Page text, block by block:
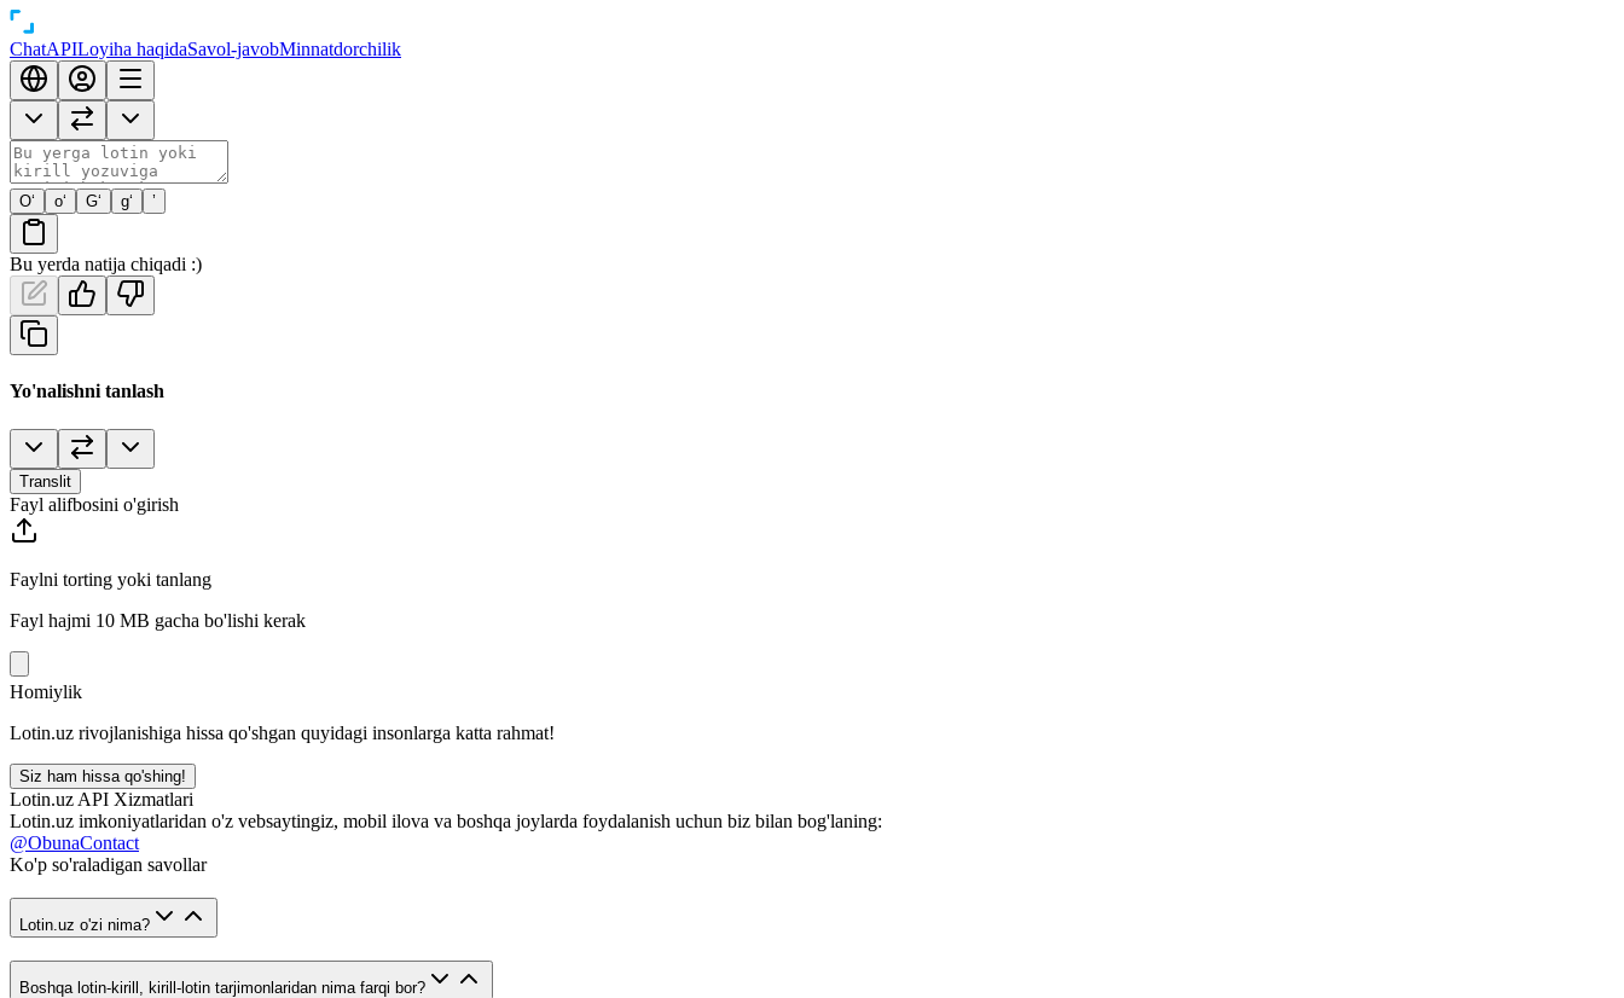
ChatAPILoyiha haqidaSavol-javobMinnatdorchilik
O‘ o‘ G‘ g‘ ’
Bu yerda natija chiqadi :)
Yo'nalishni tanlash
Translit
Fayl alifbosini o'girish
Faylni torting yoki tanlang
Fayl hajmi 10 MB gacha bo'lishi kerak
Homiylik
Lotin.uz rivojlanishiga hissa qo'shgan quyidagi insonlarga katta rahmat!
Siz ham hissa qo'shing!
Lotin.uz API Xizmatlari
Lotin.uz imkoniyatlaridan o'z vebsaytingiz, mobil ilova va boshqa joylarda foydalanish uchun biz bilan bog'laning:
@ObunaContact
Ko'p so'raladigan savollar
Lotin.uz o'zi nima?
Boshqa lotin-kirill, kirill-lotin tarjimonlaridan nima farqi bor?